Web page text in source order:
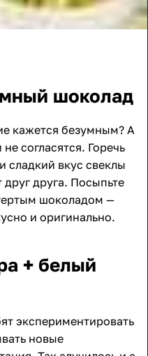
шоколад
кажется безумным? А
согласятся. Горечь
сладкий вкус свеклы
друга. Посыпьте
шоколадом —
и оригинально.
+ белый
экспериментировать
новые